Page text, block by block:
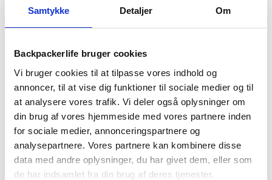
Samtykke Detaljer Om
Backpackerlife bruger cookies
Vi bruger cookies til at tilpasse vores indhold og
annoncer, til at vise dig funktioner til sociale medier og til
at analysere vores trafik. Vi deler også oplysninger om
din brug af vores hjemmeside med vores partnere inden
for sociale medier, annonceringspartnere og
analysepartnere. Vores partnere kan kombinere disse
data med andre oplysninger, du har givet dem, eller som
de har indsamlet fra din brug af deres tjenester.
BESKRIVELSE BRAND
Ellipse fra Lifeventure, er et spisesæt som du ikke kan
undvære på rejsen eller vandreturen. Tilsammen vejer sættet
30 gram og kan klikkes sammen så det ikke fylder særlig
meget i din oppakning.
Spisesættet er fremstillet i slidstærk nylon og kommer i en
grå farve. Derudover har Ellipse dimensionerne 18 x 4 x 1,5
cm.